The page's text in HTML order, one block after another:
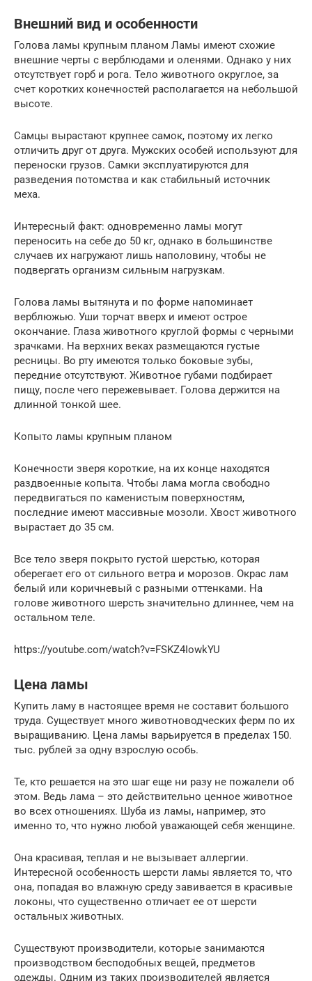
Внешний вид и особенности
Голова ламы крупным планом Ламы имеют схожие
внешние черты с верблюдами и оленями. Однако у них
отсутствует горб и рога. Тело животного округлое, за
счет коротких конечностей располагается на небольшой
высоте.
Самцы вырастают крупнее самок, поэтому их легко
отличить друг от друга. Мужских особей используют для
переноски грузов. Самки эксплуатируются для
разведения потомства и как стабильный источник
меха.
Интересный факт: одновременно ламы могут
переносить на себе до 50 кг, однако в большинстве
случаев их нагружают лишь наполовину, чтобы не
подвергать организм сильным нагрузкам.
Голова ламы вытянута и по форме напоминает
верблюжью. Уши торчат вверх и имеют острое
окончание. Глаза животного круглой формы с черными
зрачками. На верхних веках размещаются густые
ресницы. Во рту имеются только боковые зубы,
передние отсутствуют. Животное губами подбирает
пищу, после чего пережевывает. Голова держится на
длинной тонкой шее.
Копыто ламы крупным планом
Конечности зверя короткие, на их конце находятся
раздвоенные копыта. Чтобы лама могла свободно
передвигаться по каменистым поверхностям,
последние имеют массивные мозоли. Хвост животного
вырастает до 35 см.
Все тело зверя покрыто густой шерстью, которая
оберегает его от сильного ветра и морозов. Окрас лам
белый или коричневый с разными оттенками. На
голове животного шерсть значительно длиннее, чем на
остальном теле.
https://youtube.com/watch?v=FSKZ4IowkYU
Цена ламы
Купить ламу в настоящее время не составит большого
труда. Существует много животноводческих ферм по их
выращиванию. Цена ламы варьируется в пределах 150.
тыс. рублей за одну взрослую особь.
Те, кто решается на это шаг еще ни разу не пожалели об
этом. Ведь лама – это действительно ценное животное
во всех отношениях. Шуба из ламы, например, это
именно то, что нужно любой уважающей себя женщине.
Она красивая, теплая и не вызывает аллергии.
Интересной особенность шерсти ламы является то, что
она, попадая во влажную среду завивается в красивые
локоны, что существенно отличает ее от шерсти
остальных животных.
Существуют производители, которые занимаются
производством бесподобных вещей, предметов
одежды. Одним из таких производителей является